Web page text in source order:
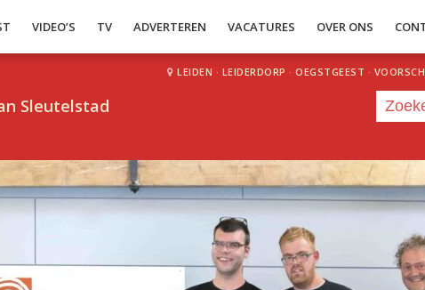
VIDEO’S TV ADVERTEREN VACATURES OVER ONS
Sleutelstad
LEIDEN · LEIDERDORP · OEGSTGEEST ·